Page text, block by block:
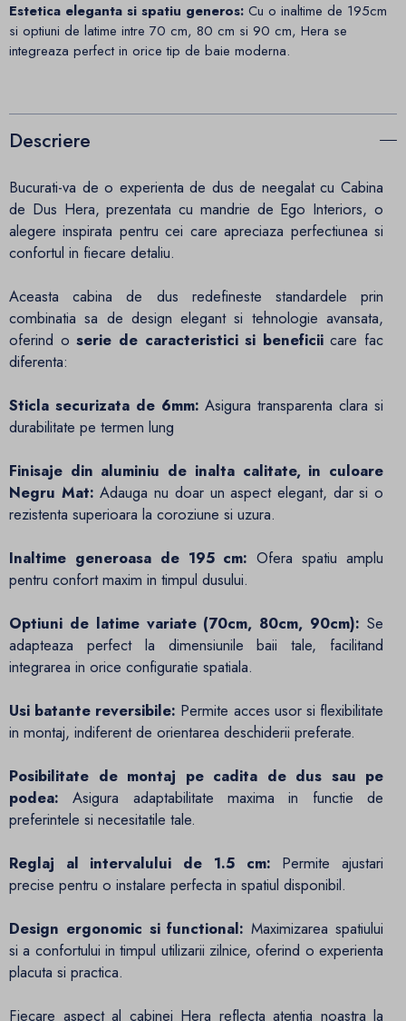
Estetica eleganta si spatiu generos: Cu o inaltime de 195cm
si optiuni de latime intre 70 cm, 80 cm si 90 cm, Hera se
integreaza perfect in orice tip de baie moderna.
Descriere
Bucurati-va de o experienta de dus de neegalat cu Cabina
de Dus Hera, prezentata cu mandrie de Ego Interiors, o
alegere inspirata pentru cei care apreciaza perfectiunea si
confortul in fiecare detaliu.
Aceasta cabina de dus redefineste standardele prin
combinatia sa de design elegant si tehnologie avansata,
oferind oserie de caracteristici si beneficiicare fac
diferenta:
Sticla securizata de 6mm: Asigura transparenta clara si
durabilitate pe termen lung
Finisaje din aluminiu de inalta calitate, in culoare
Negru Mat: Adauga nu doar un aspect elegant, dar si o
rezistenta superioara la coroziune si uzura.
Inaltime generoasa de 195 cm: Ofera spatiu amplu
pentru confort maxim in timpul dusului.
Optiuni de latime variate (70cm, 80cm, 90cm): Se
adapteaza perfect la dimensiunile baii tale, facilitand
integrarea in orice configuratie spatiala.
Usi batante reversibile: Permite acces usor si flexibilitate
in montaj, indiferent de orientarea deschiderii preferate.
Posibilitate de montaj pe cadita de dus sau pe
podea: Asigura adaptabilitate maxima in functie de
preferintele si necesitatile tale.
Reglaj al intervalului de 1.5 cm: Permite ajustari
precise pentru o instalare perfecta in spatiul disponibil.
Design ergonomic si functional: Maximizarea spatiului
si a confortului in timpul utilizarii zilnice, oferind o experienta
placuta si practica.
Fiecare aspect al cabinei Hera reflecta atentia noastra la